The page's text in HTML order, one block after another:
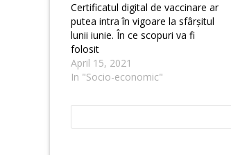
Certificatul digital de vaccinare ar
putea intra în vigoare la sfârșitul
lunii iunie. În ce scopuri va fi
folosit
April 15, 2021
In "Socio-economic"